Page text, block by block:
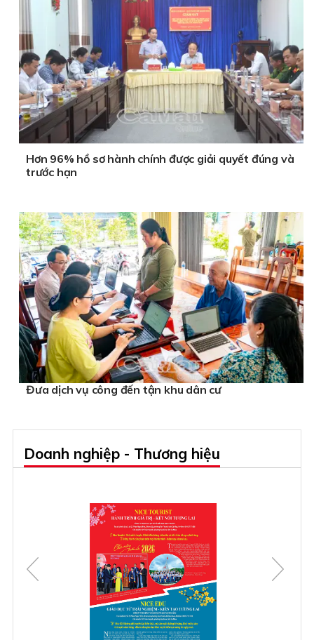
Hơn 96% hồ sơ hành chính được giải quyết đúng và
trước hạn
Đưa dịch vụ công đến tận khu dân cư
Doanh nghiệp - Thương hiệu